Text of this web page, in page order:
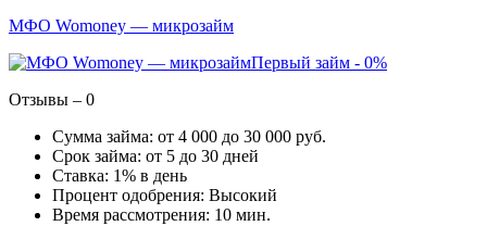
МФО Womoney — микрозайм
Первый займ - 0%
Отзывы – 0
Сумма займа: от 4 000 до 30 000 руб.
Срок займа: от 5 до 30 дней
Ставка: 1% в день
Процент одобрения: Высокий
Время рассмотрения: 10 мин.